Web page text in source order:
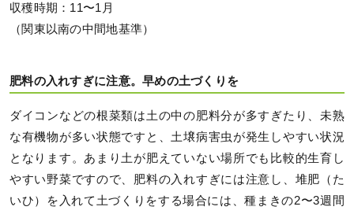
収穫時期：11〜1月
（関東以南の中間地基準）
肥料の入れすぎに注意。早めの土づくりを
ダイコンなどの根菜類は土の中の肥料分が多すぎたり、未熟
な有機物が多い状態ですと、土壌病害虫が発生しやすい状況
となります。あまり土が肥えていない場所でも比較的生育し
やすい野菜ですので、肥料の入れすぎには注意し、堆肥（た
いひ）を入れて土づくりをする場合には、種まきの2〜3週間